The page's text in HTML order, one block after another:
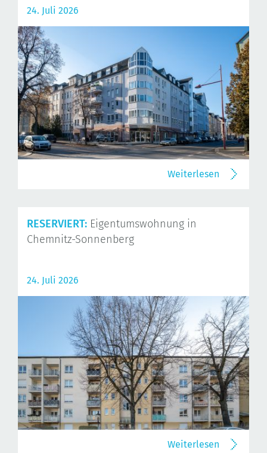
24. Juli 2026
Weiterlesen
RESERVIERT: Eigentumswohnung in
Chemnitz-Sonnenberg
24. Juli 2026
Weiterlesen